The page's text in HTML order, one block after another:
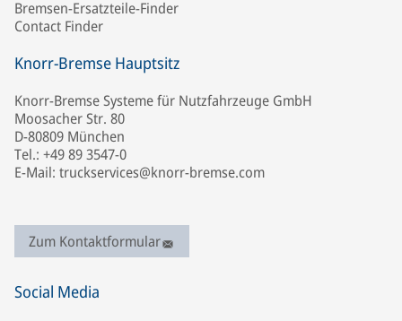
Bremsen-Ersatzteile-Finder
Contact Finder
Knorr-Bremse Hauptsitz
Knorr-Bremse Systeme für Nutzfahrzeuge GmbH
Moosacher Str. 80
D-80809 München
Tel.: +49 89 3547-0
E-Mail: truckservices@knorr-bremse.com
Zum Kontaktformular
Social Media